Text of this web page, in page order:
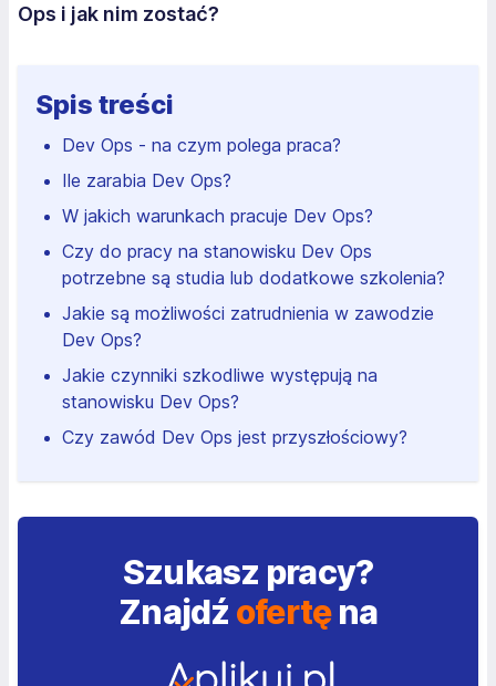
Ops i jak nim zostać?
Spis treści
Dev Ops - na czym polega praca?
Ile zarabia Dev Ops?
W jakich warunkach pracuje Dev Ops?
Czy do pracy na stanowisku Dev Ops
potrzebne są studia lub dodatkowe szkolenia?
Jakie są możliwości zatrudnienia w zawodzie
Dev Ops?
Jakie czynniki szkodliwe występują na
stanowisku Dev Ops?
Czy zawód Dev Ops jest przyszłościowy?
Szukasz pracy?
Znajdź ofertęna